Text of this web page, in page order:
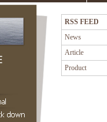
RSS FEED
News
Article
Product